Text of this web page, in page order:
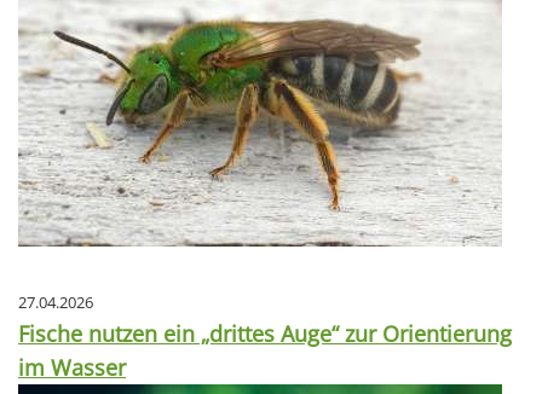
27.04.2026
Fische nutzen ein „drittes Auge“ zur Orientierung
im Wasser